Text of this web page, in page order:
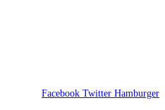
Facebook Twitter Hamburger